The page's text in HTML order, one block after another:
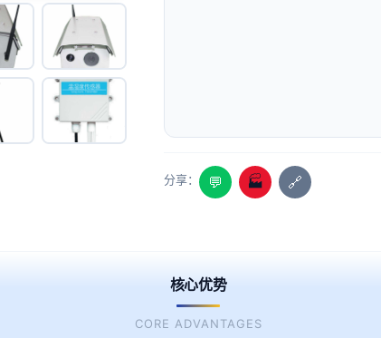
分享： 💬 🏭 🔗
核心优势
CORE ADVANTAGES